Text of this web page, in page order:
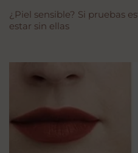
¿Piel sensible? Si pruebas
estar sin ellas